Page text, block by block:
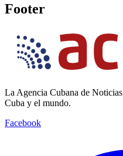
Footer
La Agencia Cubana de
Cuba y el mundo.
Facebook